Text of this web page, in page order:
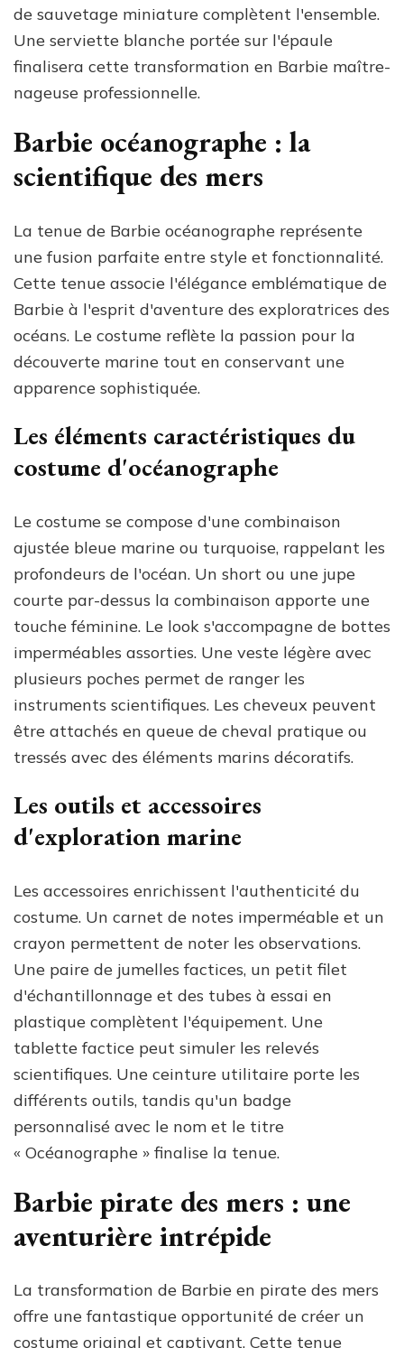
de sauvetage miniature complètent l'ensemble.
Une serviette blanche portée sur l'épaule
finalisera cette transformation en Barbie maître-
nageuse professionnelle.
Barbie océanographe : la
scientifique des mers
La tenue de Barbie océanographe représente
une fusion parfaite entre style et fonctionnalité.
Cette tenue associe l'élégance emblématique de
Barbie à l'esprit d'aventure des exploratrices des
océans. Le costume reflète la passion pour la
découverte marine tout en conservant une
apparence sophistiquée.
Les éléments caractéristiques du
costume d'océanographe
Le costume se compose d'une combinaison
ajustée bleue marine ou turquoise, rappelant les
profondeurs de l'océan. Un short ou une jupe
courte par-dessus la combinaison apporte une
touche féminine. Le look s'accompagne de bottes
imperméables assorties. Une veste légère avec
plusieurs poches permet de ranger les
instruments scientifiques. Les cheveux peuvent
être attachés en queue de cheval pratique ou
tressés avec des éléments marins décoratifs.
Les outils et accessoires
d'exploration marine
Les accessoires enrichissent l'authenticité du
costume. Un carnet de notes imperméable et un
crayon permettent de noter les observations.
Une paire de jumelles factices, un petit filet
d'échantillonnage et des tubes à essai en
plastique complètent l'équipement. Une
tablette factice peut simuler les relevés
scientifiques. Une ceinture utilitaire porte les
différents outils, tandis qu'un badge
personnalisé avec le nom et le titre
« Océanographe » finalise la tenue.
Barbie pirate des mers : une
aventurière intrépide
La transformation de Barbie en pirate des mers
offre une fantastique opportunité de créer un
costume original et captivant. Cette tenue